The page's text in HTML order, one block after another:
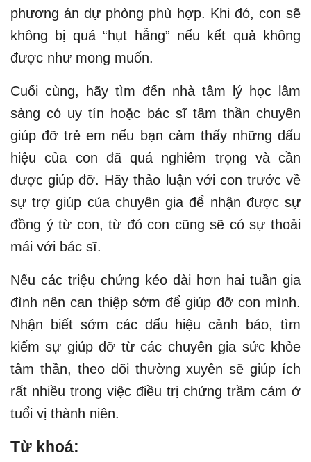
phương án dự phòng phù hợp. Khi đó, con sẽ
không bị quá “hụt hẫng” nếu kết quả không
được như mong muốn.
Cuối cùng, hãy tìm đến nhà tâm lý học lâm
sàng có uy tín hoặc bác sĩ tâm thần chuyên
giúp đỡ trẻ em nếu bạn cảm thấy những dấu
hiệu của con đã quá nghiêm trọng và cần
được giúp đỡ. Hãy thảo luận với con trước về
sự trợ giúp của chuyên gia để nhận được sự
đồng ý từ con, từ đó con cũng sẽ có sự thoải
mái với bác sĩ.
Nếu các triệu chứng kéo dài hơn hai tuần gia
đình nên can thiệp sớm để giúp đỡ con mình.
Nhận biết sớm các dấu hiệu cảnh báo, tìm
kiếm sự giúp đỡ từ các chuyên gia sức khỏe
tâm thần, theo dõi thường xuyên sẽ giúp ích
rất nhiều trong việc điều trị chứng trầm cảm ở
tuổi vị thành niên.
Từ khoá: